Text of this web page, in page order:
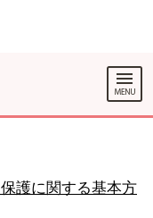
護に関する基本方